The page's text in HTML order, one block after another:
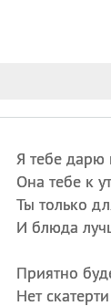
Я тебе дарю
Она тебе к
Ты только
И блюда
Приятно
Нет